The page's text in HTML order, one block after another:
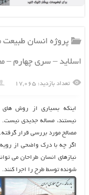
اسلاید – سری چهارم –
تعداد بازدید: ۱۷,۰۶۵
اينكه بسیاری از روش های
نيستند، مساله جديدي نيست.
مصالح مورد بررسی قرار گرفته.
اگر چه با درك واضحي از
نيازهاي انسان طراحان مي
شونده توسط طرح را اجرا كنند.